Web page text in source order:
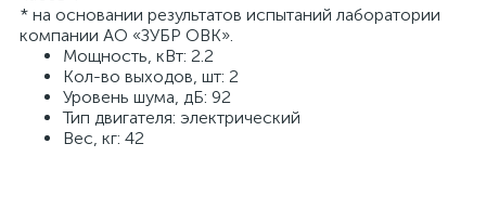
* на основании результатов испытаний лаборатории
компании АО «ЗУБР ОВК».
Мощность, кВт: 2.2
Кол-во выходов, шт: 2
Уровень шума, дБ: 92
Тип двигателя: электрический
Вес, кг: 42